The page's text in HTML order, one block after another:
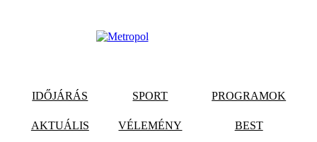
IDŐJÁRÁS SPORT PROGRAMOK
AKTUÁLIS VÉLEMÉNY BEST